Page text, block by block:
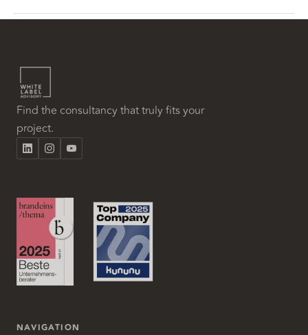
Find the consultancy that truly fits your
project.
NAVIGATION